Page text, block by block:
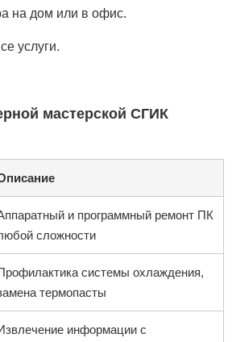
на дом или в офис.
услуги.
мастерской СГИК
и программный ремонт ПК
сложности
системы охлаждения,
термопасты
информации с